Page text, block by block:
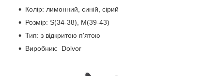
Колір: лимонний, синій, сірий
Розмір: S(34-38), M(39-43)
Тип: з відкритою п'ятою
Виробник: Dolvor